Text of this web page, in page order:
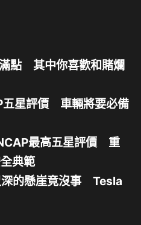
點 其中你喜歡和賭爛
五星評價 車輛將要必備
最高五星評價 重
典範
深的懸崖竟沒事 Tesla